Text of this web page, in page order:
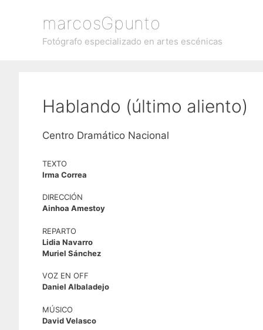
contenido
marcosGpunto
Fotógrafo especializado en artes escénicas
Hablando (último aliento)
Centro Dramático Nacional
TEXTO
Irma Correa
DIRECCIÓN
Ainhoa Amestoy
REPARTO
Lidia Navarro
Muriel Sánchez
VOZ EN OFF
Daniel Albaladejo
MÚSICO
David Velasco